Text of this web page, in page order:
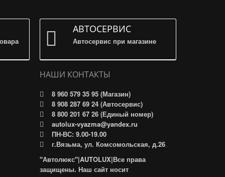
АВТОСЕРВИС
Автосервис при магазине
НАШИ КОНТАКТЫ
8 960 579 35 95 (Магазин)
8 908 287 69 24 (Автосервис)
8 800 201 67 26 (Единый номер)
autolux-vyazma@yandex.ru
ПН-ВС: 9.00-19.00
г.Вязьма, ул. Комсомольская, д.26
"Автолюкс"|AUTOLUX|Все права
защищены. Наш сайт носит